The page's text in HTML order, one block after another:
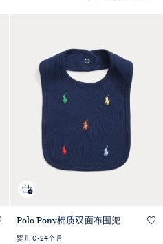
快速预览
Polo Pony棉质双面布围兜
婴儿 0-24个月